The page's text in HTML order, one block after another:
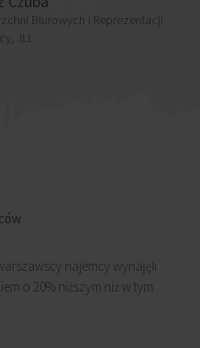
Biurowych i Reprezentacji
JLL
najemcy wynajęli
o 20% niższym niż w tym